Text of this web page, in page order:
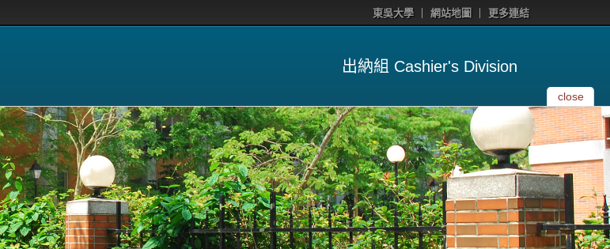
東吳大學 網站地圖 更多連結
出納組 Cashier's Division
close